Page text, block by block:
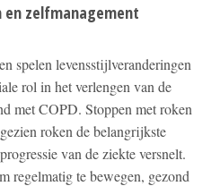
en zelfmanagement
spelen levensstijlveranderingen
rol in het verlengen van de
met COPD. Stoppen met roken
roken de belangrijkste
van de ziekte versnelt.
regelmatig te bewegen, gezond